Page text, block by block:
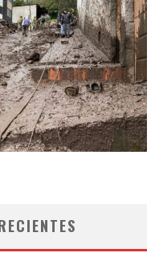
ADRIANA HOYOS DESIGN STUDIO – Especial Interiorismo & Decoración 2026